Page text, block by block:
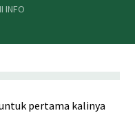
INFO
pertama kalinya